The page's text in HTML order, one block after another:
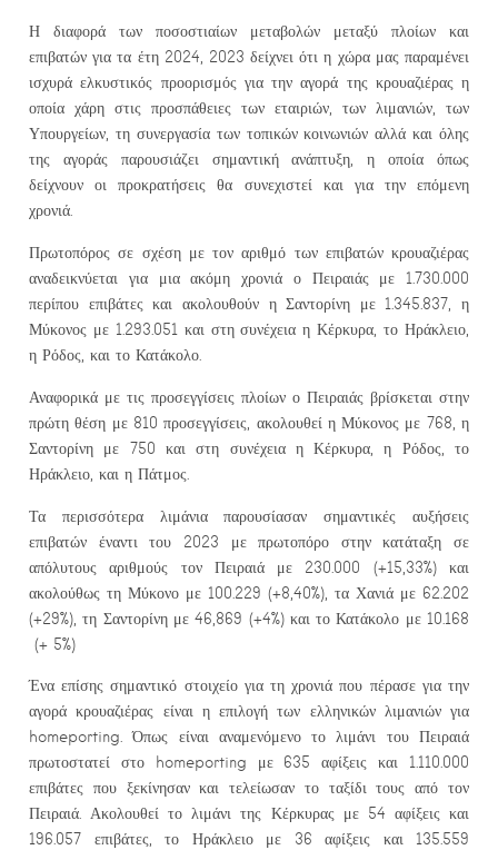
Η διαφορά των ποσοστιαίων μεταβολών μεταξύ πλοίων και
επιβατών για τα έτη 2024, 2023 δείχνει ότι η χώρα μας παραμένει
ισχυρά ελκυστικός προορισμός για την αγορά της κρουαζιέρας η
οποία χάρη στις προσπάθειες των εταιριών, των λιμανιών, των
Υπουργείων, τη συνεργασία των τοπικών κοινωνιών αλλά και όλης
της αγοράς παρουσιάζει σημαντική ανάπτυξη, η οποία όπως
δείχνουν οι προκρατήσεις θα συνεχιστεί και για την επόμενη
χρονιά.
Πρωτοπόρος σε σχέση με τον αριθμό των επιβατών κρουαζιέρας
αναδεικνύεται για μια ακόμη χρονιά ο Πειραιάς με 1.730.000
περίπου επιβάτες και ακολουθούν η Σαντορίνη με 1.345.837, η
Μύκονος με 1.293.051 και στη συνέχεια η Κέρκυρα, το Ηράκλειο,
η Ρόδος, και το Κατάκολο.
Αναφορικά με τις προσεγγίσεις πλοίων ο Πειραιάς βρίσκεται στην
πρώτη θέση με 810 προσεγγίσεις, ακολουθεί η Μύκονος με 768, η
Σαντορίνη με 750 και στη συνέχεια η Κέρκυρα, η Ρόδος, το
Ηράκλειο, και η Πάτμος.
Τα περισσότερα λιμάνια παρουσίασαν σημαντικές αυξήσεις
επιβατών έναντι του 2023 με πρωτοπόρο στην κατάταξη σε
απόλυτους αριθμούς τον Πειραιά με 230.000 (+15,33%) και
ακολούθως τη Μύκονο με 100.229 (+8,40%), τα Χανιά με 62.202
(+29%), τη Σαντορίνη με 46,869 (+4%) και το Κατάκολο με 10.168
(+ 5%)
Ένα επίσης σημαντικό στοιχείο για τη χρονιά που πέρασε για την
αγορά κρουαζιέρας είναι η επιλογή των ελληνικών λιμανιών για
homeporting. Όπως είναι αναμενόμενο το λιμάνι του Πειραιά
πρωτοστατεί στο homeporting με 635 αφίξεις και 1.110.000
επιβάτες που ξεκίνησαν και τελείωσαν το ταξίδι τους από τον
Πειραιά. Ακολουθεί το λιμάνι της Κέρκυρας με 54 αφίξεις και
196.057 επιβάτες, το Ηράκλειο με 36 αφίξεις και 135.559